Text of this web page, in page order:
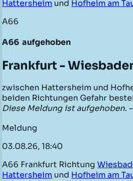
Hattersheim und Hofheim am
A66
A66 aufgehoben
Frankfurt -
zwischen Hattersheim und
beiden Richtungen Gefahr
Diese Meldung ist aufgehoben.
Meldung
03.08.26, 18:40
A66 Frankfurt Richtung
Hattersheim und Hofheim am